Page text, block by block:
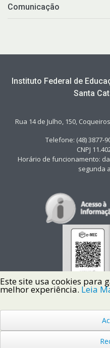
Comunicação
Instituto Federal de
Santa
Rua 14 de Julho, 150,
Telefone: (48) 3877-
CNPJ
Horário de funcionamento:
segunda
Copyright © 2022 Instituto
Todos os
Este site usa cookies para
melhor experiência. Leia